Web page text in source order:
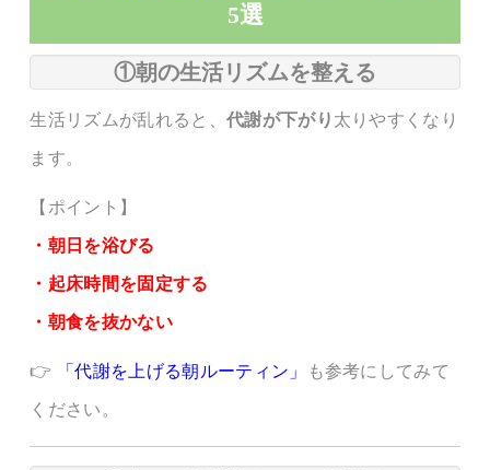
5選
①朝の生活リズムを整える
生活リズムが乱れると、 代謝が下がり 太りやすくなり
ます。
【ポイント】
・朝日を浴びる
・起床時間を固定する
・朝食を抜かない
👉 「代謝を上げる朝ルーティン」 も参考にしてみて
ください。